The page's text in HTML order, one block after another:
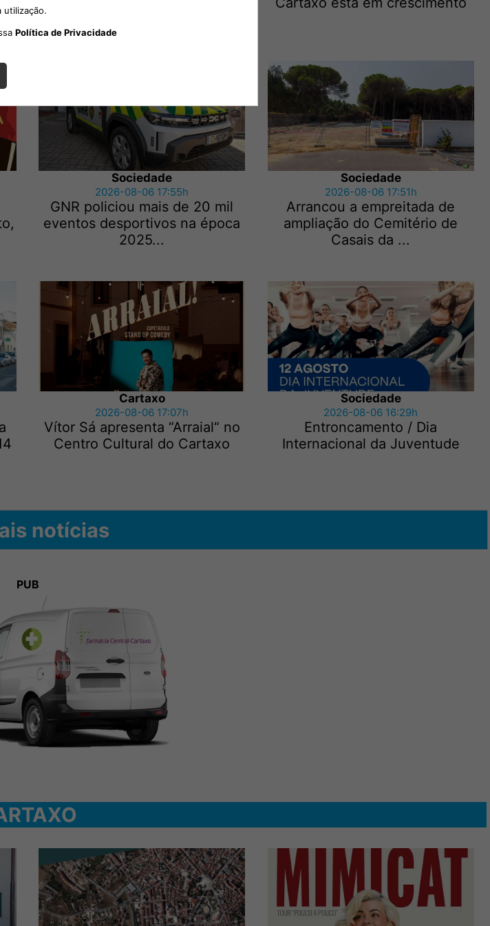
Sociedade
2026-08-06 17:55h
GNR policiou mais de 20 mil
eventos desportivos na época
2025...
Sociedade
2026-08-06 17:51h
Arrancou a empreitada de
ampliação do Cemitério de
Casais da ...
Cartaxo
2026-08-06 17:07h
Vítor Sá apresenta “Arraial“ no
Centro Cultural do Cartaxo
Sociedade
2026-08-06 16:29h
Entroncamento / Dia
Internacional da Juventude
notícias
PUB
utilização.
Política de Privacidade